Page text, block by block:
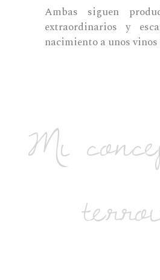
Ambas siguen
extraordinarios y
nacimiento a unos
Mi